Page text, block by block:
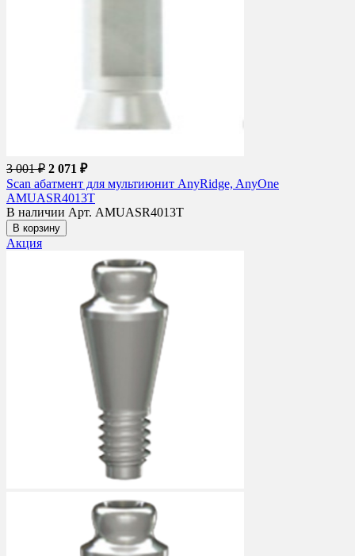
3 001 ₽ 2 071 ₽
Scan абатмент для мультиюнит AnyRidge, AnyOne
AMUASR4013T
В наличии Арт. AMUASR4013T
В корзину
Акция